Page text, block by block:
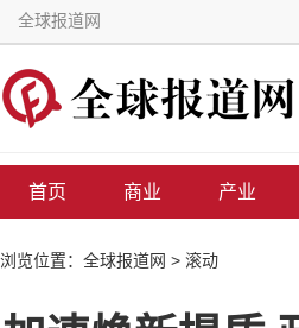
全球报道网
首页 商业 产业
浏览位置： 全球报道网 > 滚动